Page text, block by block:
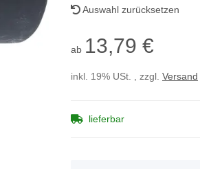
Auswahl zurücksetzen
ab 13,79 €
inkl. 19% USt. , zzgl. Versand
lieferbar